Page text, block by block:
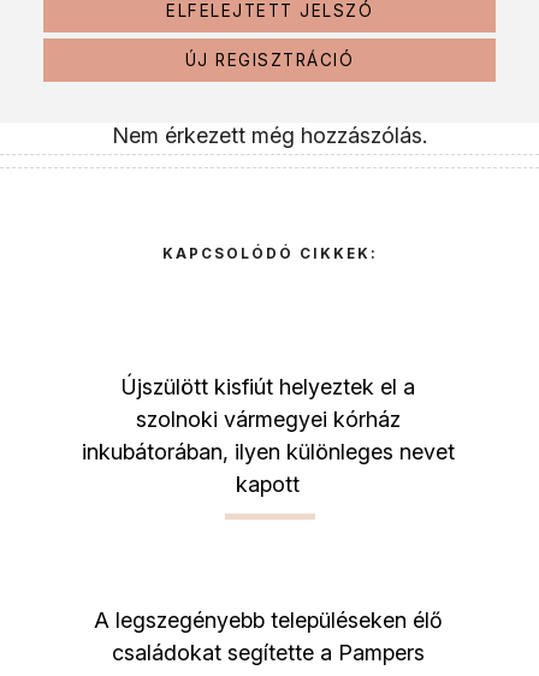
ELFELEJTETT JELSZÓ
ÚJ REGISZTRÁCIÓ
Nem érkezett még hozzászólás.
KAPCSOLÓDÓ CIKKEK:
Újszülött kisfiút helyeztek el a
szolnoki vármegyei kórház
inkubátorában, ilyen különleges nevet
kapott
A legszegényebb településeken élő
családokat segítette a Pampers